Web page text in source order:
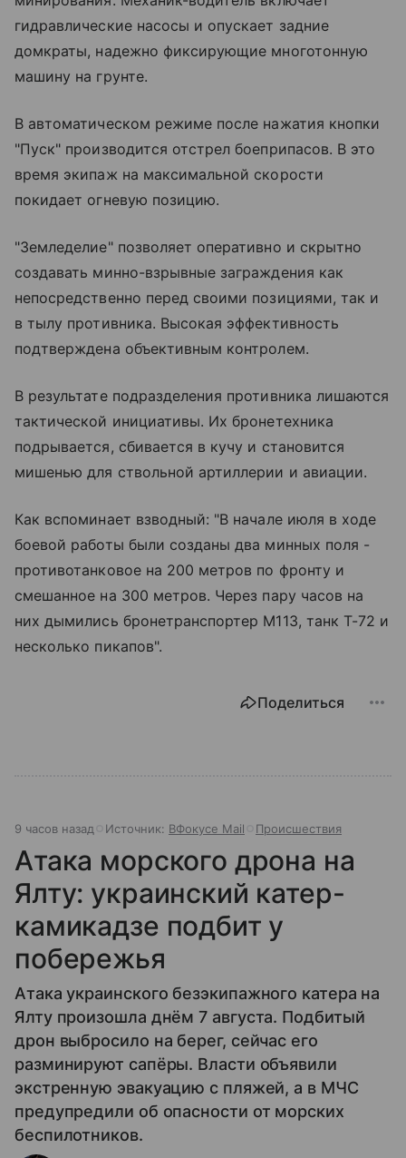
гидравлические насосы и опускает задние
домкраты, надежно фиксирующие многотонную
машину на грунте.
В автоматическом режиме после нажатия кнопки
"Пуск" производится отстрел боеприпасов. В это
время экипаж на максимальной скорости
покидает огневую позицию.
"Земледелие" позволяет оперативно и скрытно
создавать минно-взрывные заграждения как
непосредственно перед своими позициями, так и
в тылу противника. Высокая эффективность
подтверждена объективным контролем.
В результате подразделения противника лишаются
тактической инициативы. Их бронетехника
подрывается, сбивается в кучу и становится
мишенью для ствольной артиллерии и авиации.
Как вспоминает взводный: "В начале июля в ходе
боевой работы были созданы два минных поля -
противотанковое на 200 метров по фронту и
смешанное на 300 метров. Через пару часов на
них дымились бронетранспортер М113, танк Т-72 и
несколько пикапов".
Поделиться
9 часов назад Источник: ВФокусе Mail Происшествия
Атака морского дрона на
Ялту: украинский катер-
камикадзе подбит у
побережья
Атака украинского безэкипажного катера на
Ялту произошла днём 7 августа. Подбитый
дрон выбросило на берег, сейчас его
разминируют сапёры. Власти объявили
экстренную эвакуацию с пляжей, а в МЧС
предупредили об опасности от морских
беспилотников.